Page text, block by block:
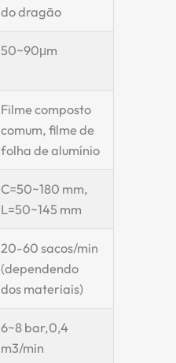
do dragão
50~90μm
Filme composto
comum, filme de
folha de alumínio
C=50~180 mm,
L=50~145 mm
20-60 sacos/min
(dependendo
dos materiais)
6~8 bar,0,4
m3/min